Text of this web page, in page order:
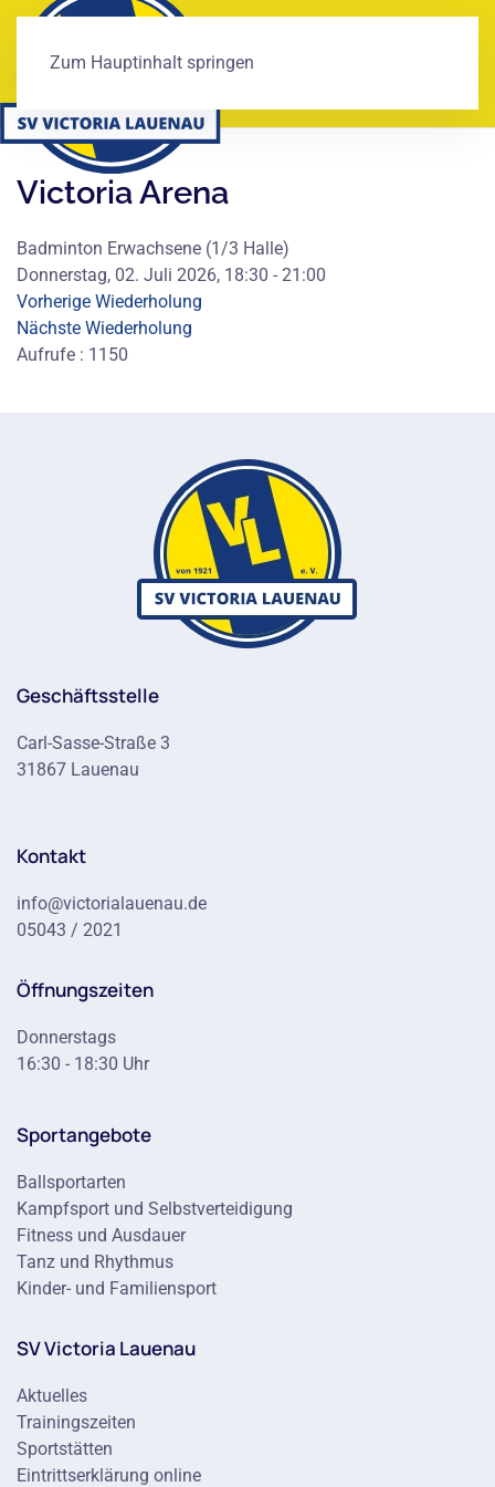
Zum Hauptinhalt springen
Victoria Arena
Badminton Erwachsene (1/3 Halle)
Donnerstag, 02. Juli 2026, 18:30 - 21:00
Vorherige Wiederholung
Nächste Wiederholung
Aufrufe : 1150
Geschäftsstelle
Carl-Sasse-Straße 3
31867 Lauenau
Kontakt
info@victorialauenau.de
05043 / 2021
Öffnungszeiten
Donnerstags
16:30 - 18:30 Uhr
Sportangebote
Ballsportarten
Kampfsport und Selbstverteidigung
Fitness und Ausdauer
Tanz und Rhythmus
Kinder- und Familiensport
SV Victoria Lauenau
Aktuelles
Trainingszeiten
Sportstätten
Eintrittserklärung online